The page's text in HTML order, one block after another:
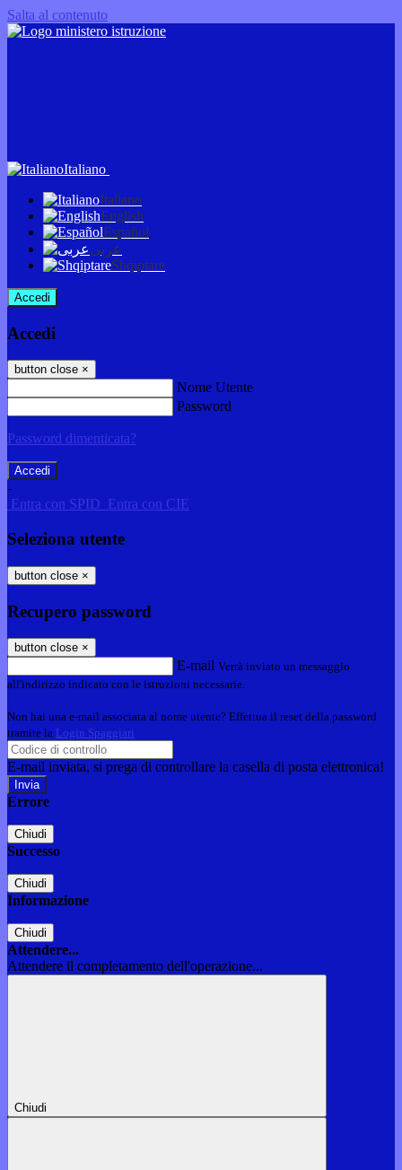
Salta al contenuto
Italiano
Italiano
English
Español
عربى
Shqiptare
Accedi
Accedi
button close ×
Nome Utente
Password
Password dimenticata?
-
Entra con SPID Entra con CIE
Seleziona utente
button close ×
Recupero password
button close ×
E-mail Verrà inviato un messaggio
all'indirizzo indicato con le istruzioni necessarie.
Non hai una e-mail associata al nome utente? Effettua il reset della password
tramite la Login Spaggiari
E-mail inviata, si prega di controllare la casella di posta elettronica!
Errore
Chiudi
Successo
Chiudi
Informazione
Chiudi
Attendere...
Attendere il completamento dell'operazione...
Chiudi